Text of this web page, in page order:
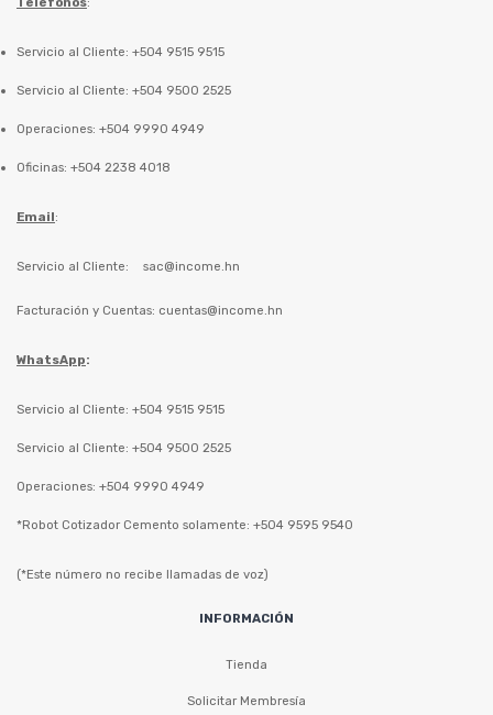
Servicio al Cliente: +504 9515 9515
Servicio al Cliente: +504 9500 2525
Operaciones: +504 9990 4949
Oficinas: +504 2238 4018
Email:
Servicio al Cliente: sac@income.hn
Facturación y Cuentas: cuentas@income.hn
WhatsApp:
Servicio al Cliente: +504 9515 9515
Servicio al Cliente: +504 9500 2525
Operaciones: +504 9990 4949
*Robot Cotizador Cemento solamente: +504 9595 9540
(*Este número no recibe llamadas de voz)
INFORMACIÓN
Tienda
Solicitar Membresía